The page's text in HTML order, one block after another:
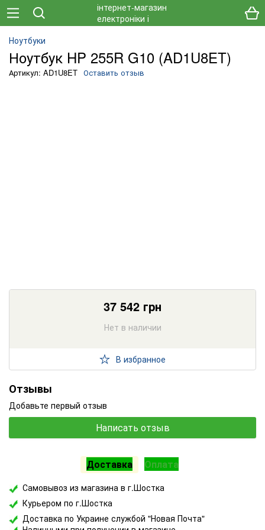
Ноутбуки
Ноутбук HP 255R G10 (AD1U8ET)
Артикул: AD1U8ET Оставить отзыв
37 542 грн
Нет в наличии
В избранное
Отзывы
Добавьте первый отзыв
Написать отзыв
Доставка Оплата
Самовывоз из магазина в г.Шостка
Курьером по г.Шостка
Доставка по Украине службой "Новая Почта"